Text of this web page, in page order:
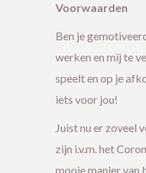
Voorwaarden
Ben je
werken en mij te
speelt en op je
iets voor jou!
Juist nu er zoveel
zijn i.v.m. het
mooie manier van